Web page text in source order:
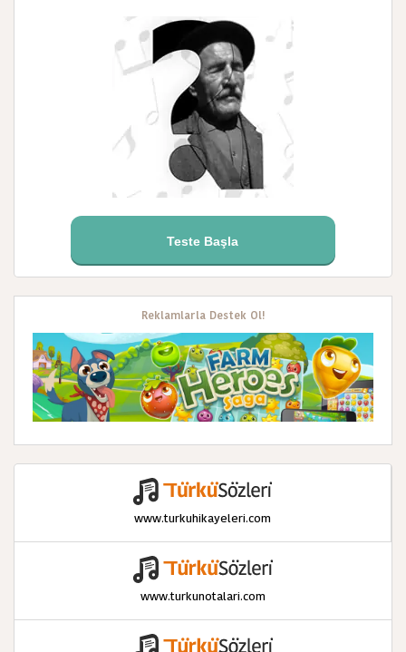
Teste Başla
Reklamlarla Destek Ol!
www.turkuhikayeleri.com
www.turkunotalari.com